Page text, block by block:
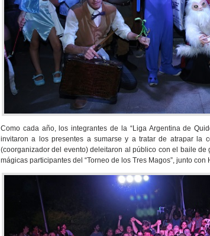
Como cada año, los integrantes de la “Liga Argentina de
invitaron a los presentes a sumarse y a tratar de atrapar la
(coorganizador del evento) deleitaron al público con el baile
mágicas participantes del “Torneo de los Tres Magos”, junto con